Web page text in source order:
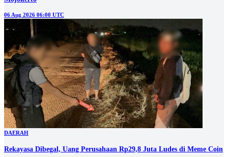
06 Aug 2026 06:00 UTC
DAERAH
Rekayasa Dibegal, Uang Perusahaan Rp29,8 Juta Ludes di Meme Coin